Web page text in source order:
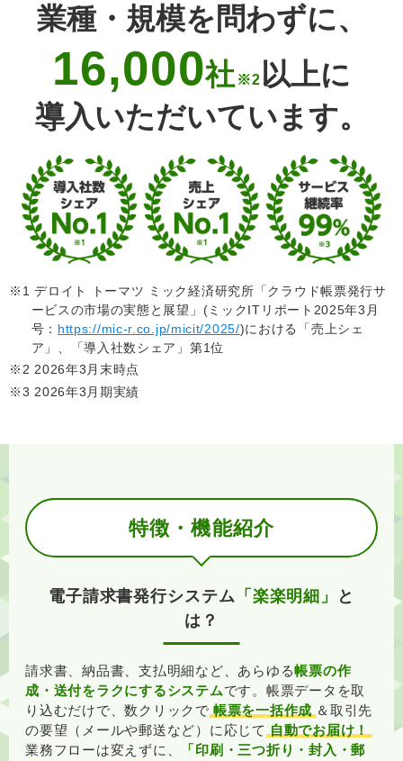
業種・規模を問わずに、
16,000社 ※2 以上に
導入いただいています。
※1 デロイト トーマツ ミック経済研究所「クラウド帳票発行サ
ービスの市場の実態と展望」 (ミックITリポート2025年3月
号： https://mic-r.co.jp/micit/2025/)における「売上シェ
ア」、「導入社数シェア」第1位
※2 2026年3月末時点
※3 2026年3月期実績
特徴・機能紹介
電子請求書発行システム 「楽楽明細」
と
は？
請求書、納品書、支払明細など、あらゆる帳票の作
成・送付をラクにするシステムです。 帳票データを取
り込むだけで、数クリックで 帳票を一括作成 ＆取引先
の要望（メールや郵送など）に応じて 自動でお届け！
業務フローは変えずに、
「印刷・三つ折り・封入・郵